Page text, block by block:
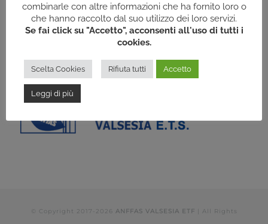
© Copyright 2017- 2026 ANFFAS VALSESIA ETF | All Rights
combinarle con altre informazioni che ha fornito loro o
che hanno raccolto dal suo utilizzo dei loro servizi.
Se fai click su "Accetto", acconsenti all'uso di tutti i
cookies.
Scelta Cookies Rifiuta tutti Accetto
Leggi di più